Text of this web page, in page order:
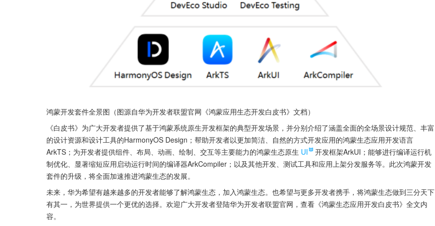
鸿蒙开发套件全景图（图源自华为开发者联盟官网《鸿蒙应用生态开发白皮书》文档）
《白皮书》为广大开发者提供了基于鸿蒙系统原生开发框架的典型开发场景，并分别介绍了涵盖全面的全场景设计规范、丰富
的设计资源和设计工具的HarmonyOS Design；帮助开发者以更加简洁、自然的方式开发应用的鸿蒙生态应用开发语言
ArkTS；为开发者提供组件、布局、动画、绘制、交互等主要能力的鸿蒙生态原生 UI
开发框架ArkUI；能够进行编译运行机
制优化、显著缩短应用启动运行时间的编译器ArkCompiler；以及其他开发、测试工具和应用上架分发服务等。此次鸿蒙开发
套件的升级，将全面加速推进鸿蒙生态的发展。
未来，华为希望有越来越多的开发者能够了解鸿蒙生态，加入鸿蒙生态。也希望与更多开发者携手，将鸿蒙生态做到三分天下
有其一，为世界提供一个更优的选择。欢迎广大开发者登陆华为开发者联盟官网，查看《鸿蒙生态应用开发白皮书》全文内
容。